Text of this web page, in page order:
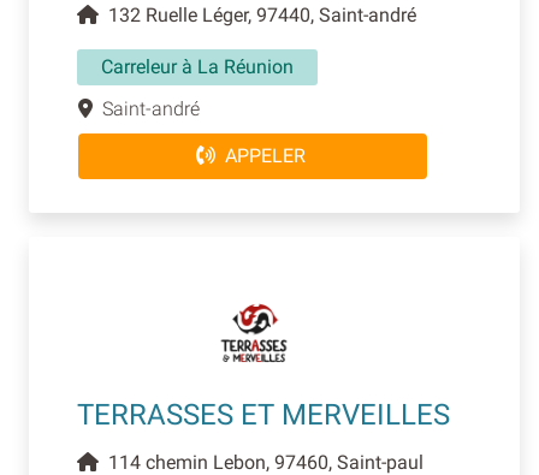
132 Ruelle Léger, 97440, Saint-andré
Carreleur à La Réunion
Saint-andré
APPELER
TERRASSES ET MERVEILLES
114 chemin Lebon, 97460, Saint-paul